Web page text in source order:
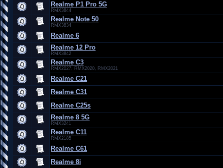
Realme P1 Pro 5G
RMX3844
Realme Note 50
RMX3834
Realme 6
Realme 12 Pro
RMX3842
Realme C3
RMX2027, RMX2020, RMX2021
Realme C21
Realme C31
Realme C25s
Realme 8 5G
RMX3241
Realme C11
RMX2185
Realme C61
Realme 8i